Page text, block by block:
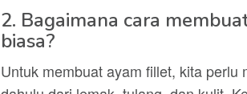
2. Bagaimana cara
biasa?
Untuk membuat ayam fillet, kita